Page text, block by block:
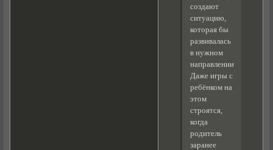
создают
ситуацию,
которая бы
развивалась
в нужном
направлении.
Даже игры с
ребёнком на
этом
строятся,
когда
родитель
заранее